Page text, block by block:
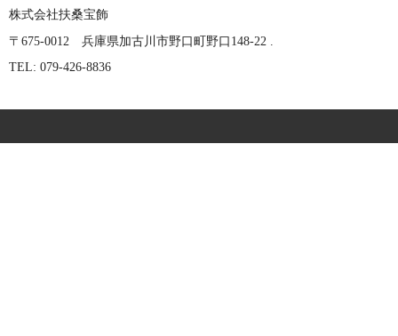
株式会社扶桑宝飾
〒675-0012 兵庫県加古川市野口町野口148-22 .
TEL: 079-426-8836